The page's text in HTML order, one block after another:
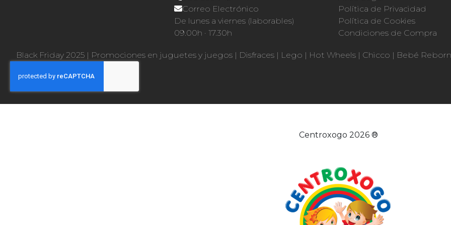
Correo Electrónico
De lunes a viernes (laborables)
09.00h · 17.30h
Política de Privacidad
Política de Cookies
Condiciones de Compra
Black Friday 2025 | Promociones en juguetes y juegos | Disfraces | Lego | Hot Wheels | Chicco | Bebé Reborn
Centroxogo 2026 ®